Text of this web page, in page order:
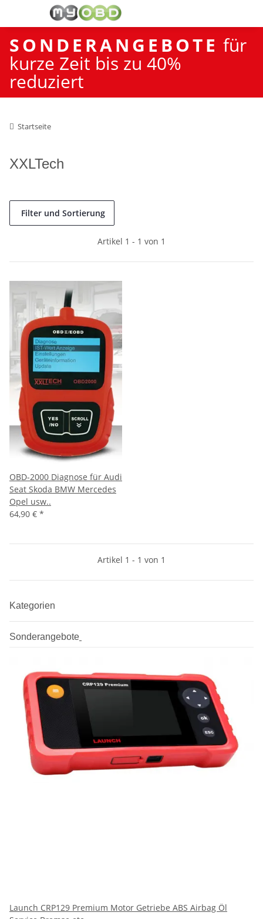
SONDERANGEBOTE für
kurze Zeit bis zu 40%
reduziert
Startseite
XXLTech
Filter und Sortierung
Artikel 1 - 1 von 1
OBD-2000 Diagnose für Audi
Seat Skoda BMW Mercedes
Opel usw..
64,90 € *
Artikel 1 - 1 von 1
Kategorien
Sonderangebote
Launch CRP129 Premium Motor Getriebe ABS Airbag Öl